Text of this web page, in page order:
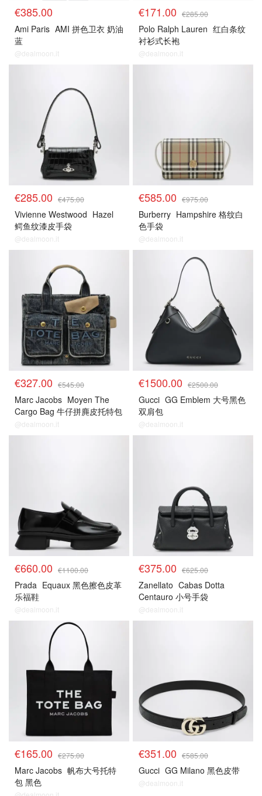
€385.00
Ami Paris AMI 拼色卫衣 奶油
蓝
@dealmoon.it
€171.00 €285.00
Polo Ralph Lauren 红白条纹
衬衫式长袍
@dealmoon.it
€285.00 €475.00
Vivienne Westwood Hazel
鳄鱼纹漆皮手袋
@dealmoon.it
€585.00 €975.00
Burberry Hampshire 格纹白
色手袋
@dealmoon.it
€327.00 €545.00
Marc Jacobs Moyen The
Cargo Bag 牛仔拼麂皮托特包
@dealmoon.it
€1500.00 €2500.00
Gucci GG Emblem 大号黑色
双肩包
@dealmoon.it
€660.00 €1100.00
Prada Equaux 黑色擦色皮革
乐福鞋
@dealmoon.it
€375.00 €625.00
Zanellato Cabas Dotta
Centauro 小号手袋
@dealmoon.it
€165.00 €275.00
Marc Jacobs 帆布大号托特
包 黑色
€351.00 €585.00
Gucci GG Milano 黑色皮带
@dealmoon.it